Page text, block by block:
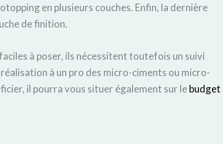
en plusieurs couches. Enfin, la dernière
de finition.
à poser, ils nécessitent toutefois un suivi
à un pro des micro-ciments ou micro-
il pourra vous situer également sur lebudget